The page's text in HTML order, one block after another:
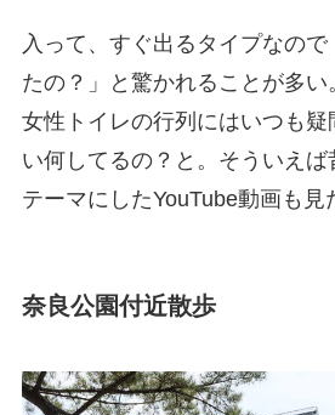
入って、すぐ出るタイプなので
たの？」と驚かれることが多い
女性トイレの行列にはいつも疑
い何してるの？と。そういえば
テーマにしたYouTube動画も見
奈良公園付近散歩